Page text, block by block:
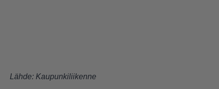
Lähde: Kaupunkiliikenne